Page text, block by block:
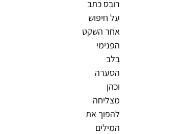
רובס כתב
על חיפוש
אחר השקט
הפנימי
בלב
הסערה
וכהן
מצליחה
להפוך את
המילים